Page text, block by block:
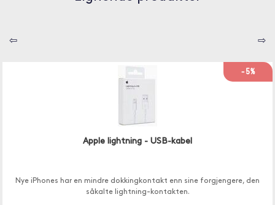
⇦ ⇨
-5%
Apple lightning - USB-kabel
Nye iPhones har en mindre dokkingkontakt enn sine forgjengere, den
såkalte lightning-kontakten.